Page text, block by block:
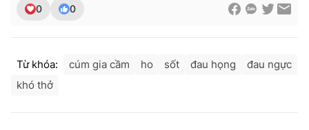
0 0
Từ khóa: cúm gia cầm ho sốt đau họng
đau ngực
khó thở